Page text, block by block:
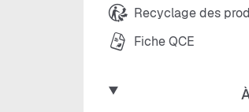
Recyclage des
Fiche QCE